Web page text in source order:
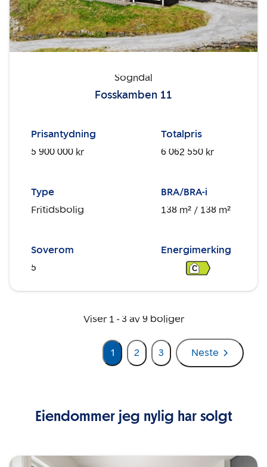
Sogndal
Fosskamben 11
Prisantydning
5 900 000 kr
Totalpris
6 062 550 kr
Type
Fritidsbolig
BRA/BRA-i
138 m² / 138 m²
Soverom
5
Energimerking
C
Viser 1 - 3 av 9boliger
1 2 3 Neste
Eiendommer jeg nylig har solgt